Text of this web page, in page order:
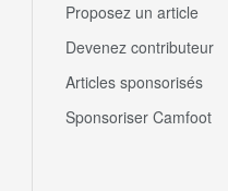
Proposez un article
Devenez contributeur
Articles sponsorisés
Sponsoriser Camfoot